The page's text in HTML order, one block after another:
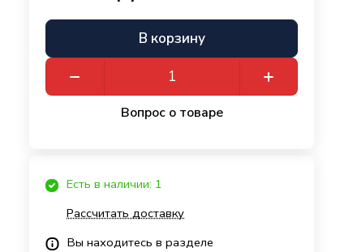
В корзину
Вопрос о товаре
Есть в наличии: 1
Рассчитать доставку
Вы находитесь в разделе